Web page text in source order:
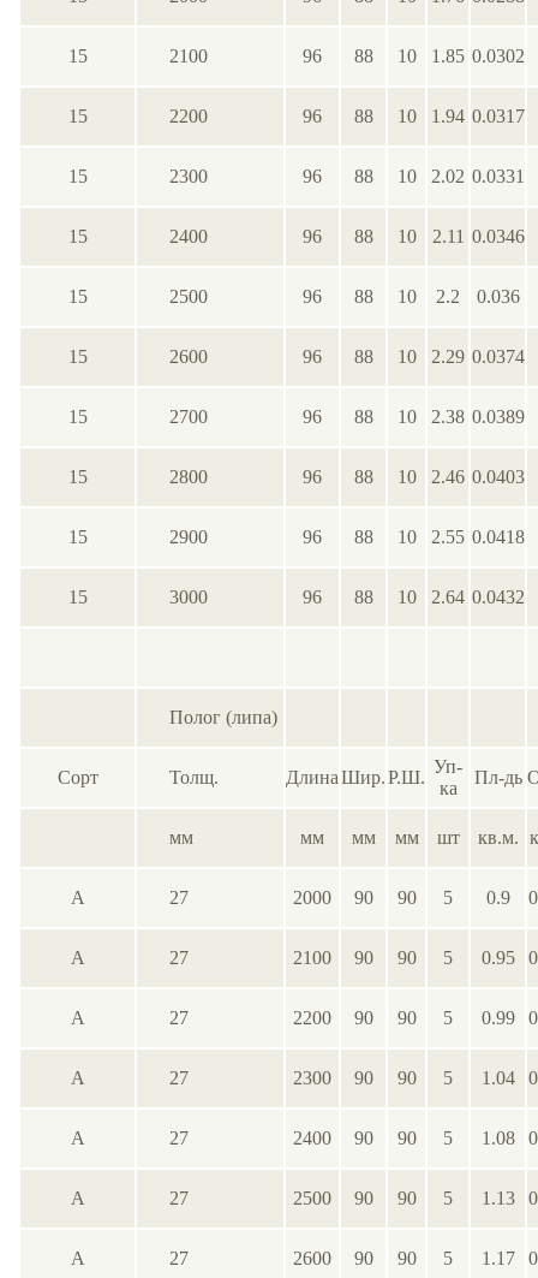
15 2100 96 88 10 1.85 0.0302
15 2200 96 88 10 1.94 0.0317
15 2300 96 88 10 2.02 0.0331
15 2400 96 88 10 2.11 0.0346
15 2500 96 88 10 2.2 0.036
15 2600 96 88 10 2.29 0.0374
15 2700 96 88 10 2.38 0.0389
15 2800 96 88 10 2.46 0.0403
15 2900 96 88 10 2.55 0.0418
15 3000 96 88 10 2.64 0.0432
Полог (липа)
Сорт Толщ. ДлинаШир.Р.Ш.
Уп-
ка
Пл-дь
мм мм мм мм шт кв.м.
А 27 2000 90 90 5 0.9
А 27 2100 90 90 5 0.95
А 27 2200 90 90 5 0.99
А 27 2300 90 90 5 1.04
А 27 2400 90 90 5 1.08
А 27 2500 90 90 5 1.13
А 27 2600 90 90 5 1.17